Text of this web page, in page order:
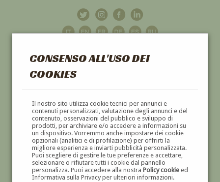
CONSENSO ALL'USO DEI
COOKIES
Il nostro sito utilizza cookie tecnici per annunci e
contenuti personalizzati, valutazione degli annunci e del
contenuto, osservazioni del pubblico e sviluppo di
prodotti, per archiviare e/o accedere a informazioni su
un dispositivo. Vorremmo anche impostare dei cookie
opzionali (analitici e di profilazione) per offrirti la
migliore esperienza e inviarti pubblicità personalizzata.
Puoi scegliere di gestire le tue preferenze e accettare,
selezionare o rifiutare tutti i cookie dal pannello
personalizza. Puoi accedere alla nostra Policy cookieed
Informativa sulla Privacy per ulteriori informazioni.
GALLERIAD'ARTE
DIPINTI E SCULTURE '800 E '900